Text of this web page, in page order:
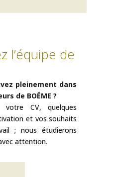
l’équipe de
pleinement dans
de BOËME ?
votre CV, quelques
et vos souhaits
; nous étudierons
attention.